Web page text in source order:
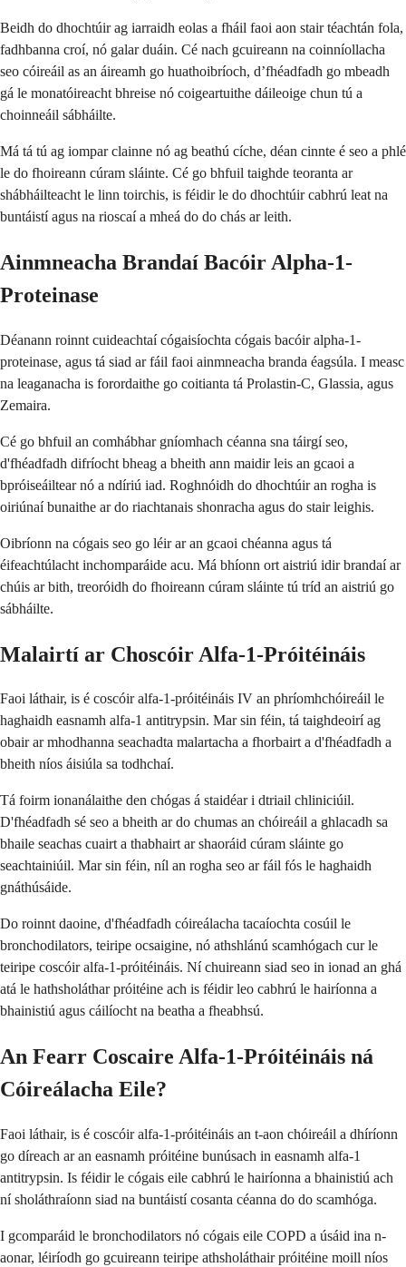
Beidh do dhochtúir ag iarraidh eolas a fháil faoi aon stair téachtán fola,
fadhbanna croí, nó galar duáin. Cé nach gcuireann na coinníollacha
seo cóireáil as an áireamh go huathoibríoch, d’fhéadfadh go mbeadh
gá le monatóireacht bhreise nó coigeartuithe dáileoige chun tú a
choinneáil sábháilte.
Má tá tú ag iompar clainne nó ag beathú cíche, déan cinnte é seo a phlé
le do fhoireann cúram sláinte. Cé go bhfuil taighde teoranta ar
shábháilteacht le linn toirchis, is féidir le do dhochtúir cabhrú leat na
buntáistí agus na rioscaí a mheá do do chás ar leith.
Ainmneacha Brandaí Bacóir Alpha-1-
Proteinase
Déanann roinnt cuideachtaí cógaisíochta cógais bacóir alpha-1-
proteinase, agus tá siad ar fáil faoi ainmneacha branda éagsúla. I measc
na leaganacha is forordaithe go coitianta tá Prolastin-C, Glassia, agus
Zemaira.
Cé go bhfuil an comhábhar gníomhach céanna sna táirgí seo,
d'fhéadfadh difríocht bheag a bheith ann maidir leis an gcaoi a
bpróiseáiltear nó a ndíriú iad. Roghnóidh do dhochtúir an rogha is
oiriúnaí bunaithe ar do riachtanais shonracha agus do stair leighis.
Oibríonn na cógais seo go léir ar an gcaoi chéanna agus tá
éifeachtúlacht inchomparáide acu. Má bhíonn ort aistriú idir brandaí ar
chúis ar bith, treoróidh do fhoireann cúram sláinte tú tríd an aistriú go
sábháilte.
Malairtí ar Choscóir Alfa-1-Próitéináis
Faoi láthair, is é coscóir alfa-1-próitéináis IV an phríomhchóireáil le
haghaidh easnamh alfa-1 antitrypsin. Mar sin féin, tá taighdeoirí ag
obair ar mhodhanna seachadta malartacha a fhorbairt a d'fhéadfadh a
bheith níos áisiúla sa todhchaí.
Tá foirm ionanálaithe den chógas á staidéar i dtriail chliniciúil.
D'fhéadfadh sé seo a bheith ar do chumas an chóireáil a ghlacadh sa
bhaile seachas cuairt a thabhairt ar shaoráid cúram sláinte go
seachtainiúil. Mar sin féin, níl an rogha seo ar fáil fós le haghaidh
gnáthúsáide.
Do roinnt daoine, d'fhéadfadh cóireálacha tacaíochta cosúil le
bronchodilators, teiripe ocsaigine, nó athshlánú scamhógach cur le
teiripe coscóir alfa-1-próitéináis. Ní chuireann siad seo in ionad an ghá
atá le hathsholáthar próitéine ach is féidir leo cabhrú le hairíonna a
bhainistiú agus cáilíocht na beatha a fheabhsú.
An Fearr Coscaire Alfa-1-Próitéináis ná
Cóireálacha Eile?
Faoi láthair, is é coscóir alfa-1-próitéináis an t-aon chóireáil a dhíríonn
go díreach ar an easnamh próitéine bunúsach in easnamh alfa-1
antitrypsin. Is féidir le cógais eile cabhrú le hairíonna a bhainistiú ach
ní sholáthraíonn siad na buntáistí cosanta céanna do do scamhóga.
I gcomparáid le bronchodilators nó cógais eile COPD a úsáid ina n-
aonar, léiríodh go gcuireann teiripe athsholáthair próitéine moill níos